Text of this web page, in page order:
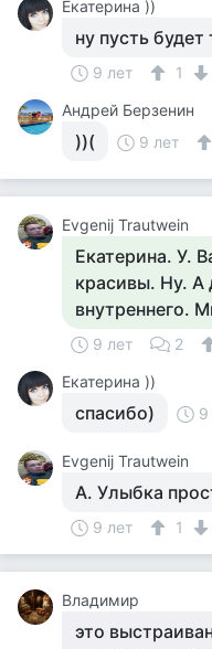
Екатерина ))
ну пусть
9 лет
1
Андрей Берзенин
))( 9 лет
Evgenij Trautwein
Екатерина. У.
красивы. Ну. А
внутреннего.
9 лет 2
Екатерина ))
спасибо) 9
Evgenij Trautwein
А. Улыбка
9 лет 1
Владимир
это